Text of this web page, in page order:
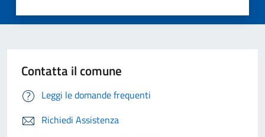
Contatta il comune
Leggi le domande frequenti
Richiedi Assistenza